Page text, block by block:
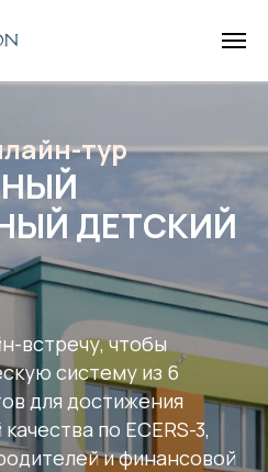
тур
ДЕТСКИЙ
встречу, чтобы
систему из 6
для достижения
по ECERS-3,
и финансовой